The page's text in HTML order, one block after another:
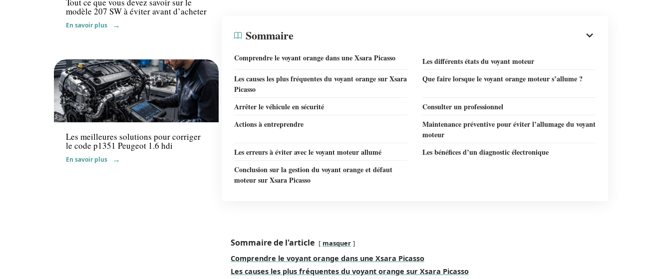
Tout ce que vous devez savoir sur le
modèle 207 SW à éviter avant d’acheter
En savoir plus
Actu
Les meilleures solutions pour corriger
le code p1351 Peugeot 1.6 hdi
En savoir plus
Sommaire
Comprendre le voyant orange dans une Xsara Picasso
Les différents états du voyant moteur
Les causes les plus fréquentes du voyant orange sur Xsara
Picasso
Que faire lorsque le voyant orange moteur s’allume ?
Arrêter le véhicule en sécurité
Consulter un professionnel
Actions à entreprendre
Maintenance préventive pour éviter l’allumage du voyant
moteur
Les erreurs à éviter avec le voyant moteur allumé
Les bénéfices d’un diagnostic électronique
Conclusion sur la gestion du voyant orange et défaut
moteur sur Xsara Picasso
Sommaire de l'article masquer
Comprendre le voyant orange dans une Xsara Picasso
Les causes les plus fréquentes du voyant orange sur Xsara Picasso